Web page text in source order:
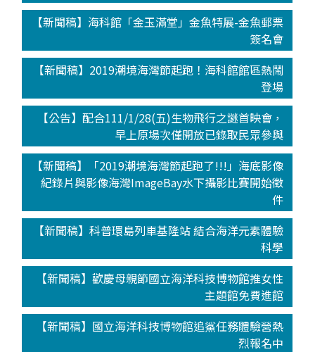
【新聞稿】海科館「金玉滿堂」金魚特展-金魚郵票
簽名會
【新聞稿】2019潮境海灣節起跑！海科館館區熱鬧
登場
【公告】配合111/1/28(五)生物飛行之謎首映會，
早上原場次僅開放已錄取民眾參與
【新聞稿】「2019潮境海灣節起跑了!!!」海底影像
紀錄片與影像海灣ImageBay水下攝影比賽開始徵
件
【新聞稿】科普環島列車基隆站 結合海洋元素體驗
科學
【新聞稿】歡慶母親節國立海洋科技博物館推女性
主題館免費進館
【新聞稿】國立海洋科技博物館追鯊任務體驗營熱
烈報名中